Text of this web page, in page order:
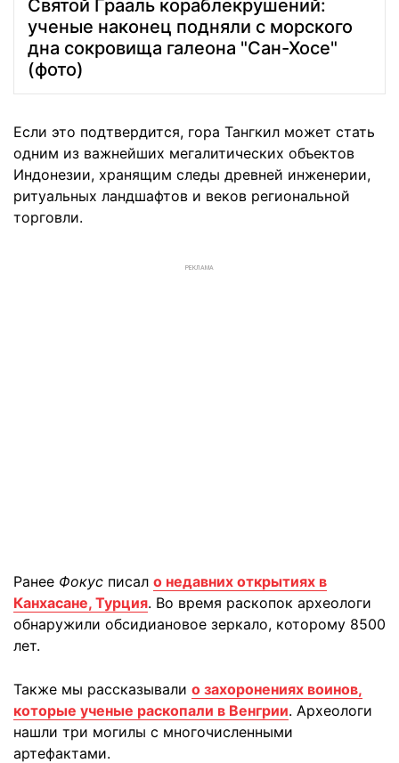
Святой Грааль кораблекрушений:
ученые наконец подняли с морского
дна сокровища галеона "Сан-Хосе"
(фото)
Если это подтвердится, гора Тангкил может стать
одним из важнейших мегалитических объектов
Индонезии, хранящим следы древней инженерии,
ритуальных ландшафтов и веков региональной
торговли.
РЕКЛАМА
Ранее Фокус писал о недавних открытиях в
Канхасане, Турция. Во время раскопок археологи
обнаружили обсидиановое зеркало, которому 8500
лет.
Также мы рассказывали о захоронениях воинов,
которые ученые раскопали в Венгрии. Археологи
нашли три могилы с многочисленными
артефактами.